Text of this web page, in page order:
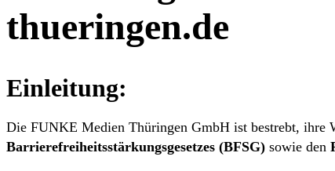
thueringen.de
Einleitung:
Die FUNKE Medien Thüringen GmbH ist bestrebt, ihre
Barrierefreiheitsstärkungsgesetzes (BFSG) sowie den